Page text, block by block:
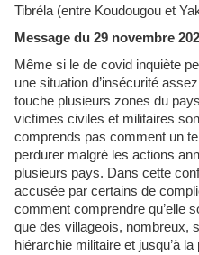
Tibréla (entre Koudougou et
Message du 29 novembre
Même si le de covid inquiète
une situation d’insécurité
touche plusieurs zones du
victimes civiles et militaires
comprends pas comment un
perdurer malgré les actions
plusieurs pays. Dans cette
accusée par certains de
comment comprendre qu’elle
que des villageois, nombreux,
hiérarchie militaire et jusqu’à